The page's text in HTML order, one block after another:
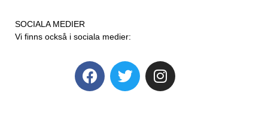
SOCIALA MEDIER
Vi finns också i sociala medier: